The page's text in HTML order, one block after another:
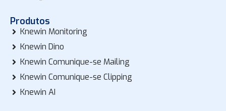
Produtos
Knewin Monitoring
Knewin Dino
Knewin Comunique-se Mailing
Knewin Comunique-se Clipping
Knewin AI